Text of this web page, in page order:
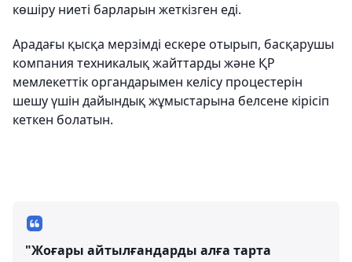
көшіру ниеті барларын жеткізген еді.
Арадағы қысқа мерзімді ескере отырып, басқарушы
компания техникалық жайттарды және ҚР
мемлекеттік органдарымен келісу процестерін
шешу үшін дайындық жұмыстарына белсене кірісіп
кеткен болатын.
"Жоғары айтылғандарды алға тарта